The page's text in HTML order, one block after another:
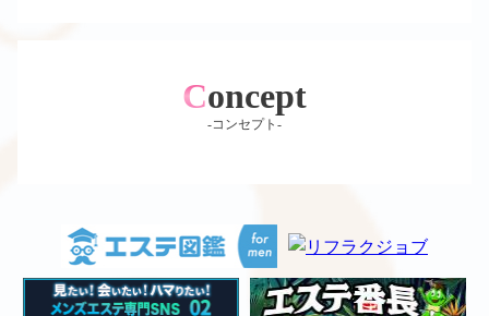
Concept
-コンセプト-